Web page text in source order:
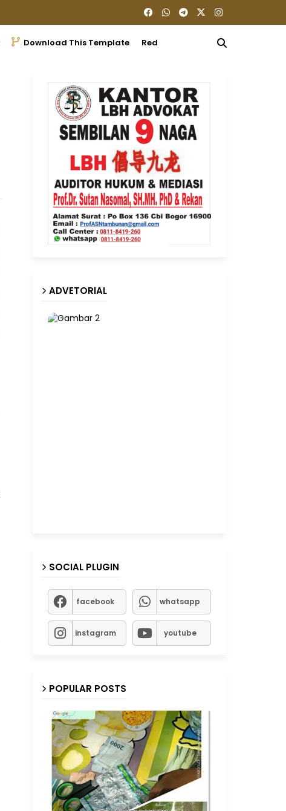
Download This Template Redaksi
ADVETORIAL
SOCIAL PLUGIN
facebook whatsapp
instagram youtube
POPULAR POSTS